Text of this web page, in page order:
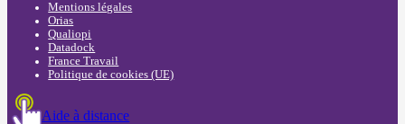
Mentions légales
Orias
Qualiopi
Datadock
France Travail
Politique de cookies (UE)
Aide à distance